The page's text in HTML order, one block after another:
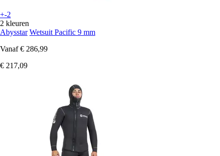
+-2
2 kleuren
Abysstar Wetsuit Pacific 9 mm
Vanaf € 286,99
€ 217,09